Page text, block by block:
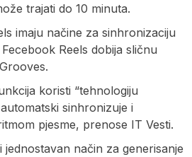
trajati do 10 minuta.
imaju načine za sinhronizaciju
Reels dobija sličnu
koristi “tehnologiju
sinhronizuje i
pjesme, prenose IT Vesti.
način za generisanje